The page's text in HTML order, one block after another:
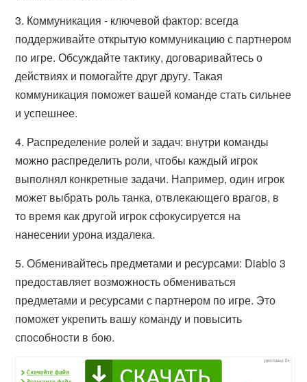
3. Коммуникация - ключевой фактор: всегда
поддерживайте открытую коммуникацию с партнером
по игре. Обсуждайте тактику, договаривайтесь о
действиях и помогайте друг другу. Такая
коммуникация поможет вашей команде стать сильнее
и успешнее.
4. Распределение ролей и задач: внутри команды
можно распределить роли, чтобы каждый игрок
выполнял конкретные задачи. Например, один игрок
может выбрать роль танка, отвлекающего врагов, в
то время как другой игрок сфокусируется на
нанесении урона издалека.
5. Обменивайтесь предметами и ресурсами: Diablo 3
предоставляет возможность обмениваться
предметами и ресурсами с партнером по игре. Это
поможет укрепить вашу команду и повысить
способности в бою.